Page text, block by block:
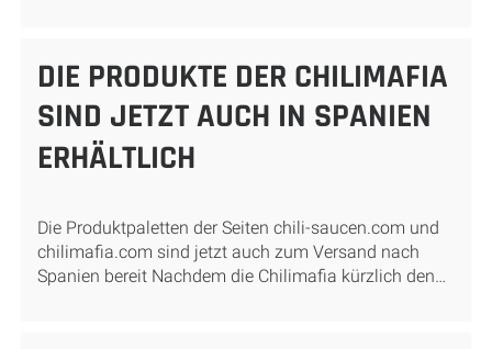
DIE PRODUKTE DER CHILIMAFIA
SIND JETZT AUCH IN SPANIEN
ERHÄLTLICH
Die Produktpaletten der Seiten chili-saucen.com und
chilimafia.com sind jetzt auch zum Versand nach
Spanien bereit Nachdem die Chilimafia kürzlich den…